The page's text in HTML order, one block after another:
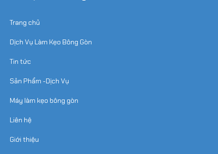
Trang chủ
Dịch Vụ Làm Kẹo Bông Gòn
Tin tức
Sản Phẩm -Dịch Vụ
Máy làm kẹo bông gòn
Liên hệ
Giới thiệu